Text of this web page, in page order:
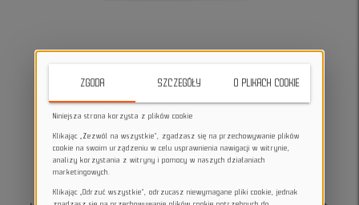
ZGODA SZCZEGÓŁY O PLIKACH COOKIE
Niniejsza strona korzysta z plików cookie
Klikając „Zezwól na wszystkie”, zgadzasz się na przechowywanie plików
cookie na swoim urządzeniu w celu usprawnienia nawigacji w witrynie,
analizy korzystania z witryny i pomocy w naszych działaniach
marketingowych.
Klikając „Odrzuć wszystkie”, odrzucasz niewymagane pliki cookie, jednak